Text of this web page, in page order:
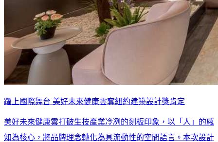
躍上國際舞台 美好未來健康雲奪紐約建築設計獎肯定
美好未來健康雲打破生技產業冷冽的刻板印象，以「人」的感
知為核心，將品牌理念轉化為具流動性的空間語言。本次設計